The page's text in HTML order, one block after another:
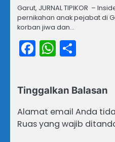
Garut, JURNAL TIPIKOR –
pernikahan anak pejabat di
korban jiwa dan…
Facebook
Tinggalkan Balasan
Alamat email Anda
Ruas yang wajib